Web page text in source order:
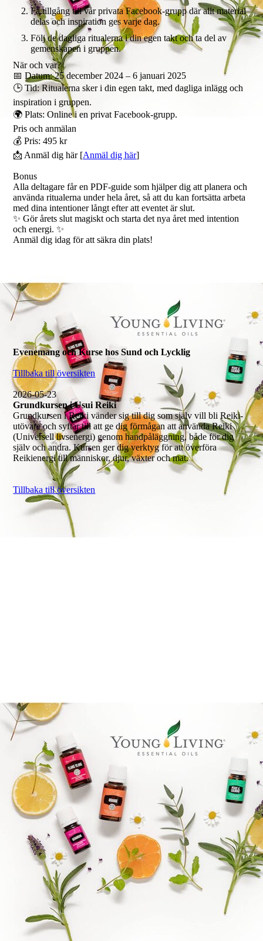
Få tillgång till vår privata Facebook-grupp där allt material
delas och inspiration ges varje dag.
Följ de dagliga ritualerna i din egen takt och ta del av
gemenskapen i gruppen.
När och var?
📅 Datum: 25 december 2024 – 6 januari 2025
🕒 Tid: Ritualerna sker i din egen takt, med dagliga inlägg och
inspiration i gruppen.
🌍 Plats: Online i en privat Facebook-grupp.
Pris och anmälan
💰 Pris: 495 kr
📩 Anmäl dig här [Anmäl dig här]
Bonus
Alla deltagare får en PDF-guide som hjälper dig att planera och
använda ritualerna under hela året, så att du kan fortsätta arbeta
med dina intentioner långt efter att eventet är slut.
✨ Gör årets slut magiskt och starta det nya året med intention
och energi. ✨
Anmäl dig idag för att säkra din plats!
Evenemang och Kurse hos Sund och Lycklig
Tillbaka till översikten
2026-05-23
Grundkursen i Usui Reiki
Grundkursen i Reiki vänder sig till dig som själv vill bli Reiki-
utövare och syftar till att ge dig förmågan att använda Reiki
(Universell livsenergi) genom handpåläggning, både för dig
själv och andra. Kursen ger dig verktyg för att överföra
Reikienergi till människor, djur, växter och mat.
Tillbaka till översikten